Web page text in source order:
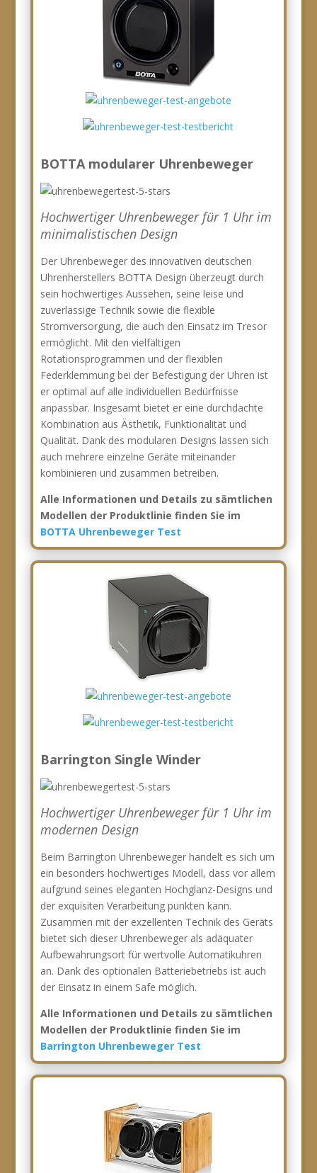
BOTTA modularer Uhrenbeweger
Hochwertiger Uhrenbeweger für 1 Uhr im
minimalistischen Design
Der Uhrenbeweger des innovativen deutschen
Uhrenherstellers BOTTA Design überzeugt durch
sein hochwertiges Aussehen, seine leise und
zuverlässige Technik sowie die flexible
Stromversorgung, die auch den Einsatz im Tresor
ermöglicht. Mit den vielfältigen
Rotationsprogrammen und der flexiblen
Federklemmung bei der Befestigung der Uhren ist
er optimal auf alle individuellen Bedürfnisse
anpassbar. Insgesamt bietet er eine durchdachte
Kombination aus Ästhetik, Funktionalität und
Qualität. Dank des modularen Designs lassen sich
auch mehrere einzelne Geräte miteinander
kombinieren und zusammen betreiben.
Alle Informationen und Details zu sämtlichen
Modellen der Produktlinie finden Sie im
BOTTA Uhrenbeweger Test
Barrington Single Winder
Hochwertiger Uhrenbeweger für 1 Uhr im
modernen Design
Beim Barrington Uhrenbeweger handelt es sich um
ein besonders hochwertiges Modell, dass vor allem
aufgrund seines eleganten Hochglanz-Designs und
der exquisiten Verarbeitung punkten kann.
Zusammen mit der exzellenten Technik des Geräts
bietet sich dieser Uhrenbeweger als adäquater
Aufbewahrungsort für wertvolle Automatikuhren
an. Dank des optionalen Batteriebetriebs ist auch
der Einsatz in einem Safe möglich.
Alle Informationen und Details zu sämtlichen
Modellen der Produktlinie finden Sie im
Barrington Uhrenbeweger Test